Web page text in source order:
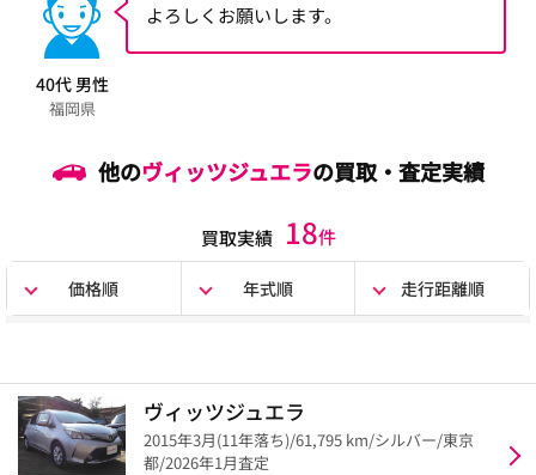
40代 男性
福岡県
よろしくお願いします。
他のヴィッツジュエラの買取・査定実績
買取実績 18件
価格順 年式順 走行距離順
ヴィッツジュエラ
2015年3月(11年落ち)/61,795 km/シルバー/東京
都/2026年1月査定